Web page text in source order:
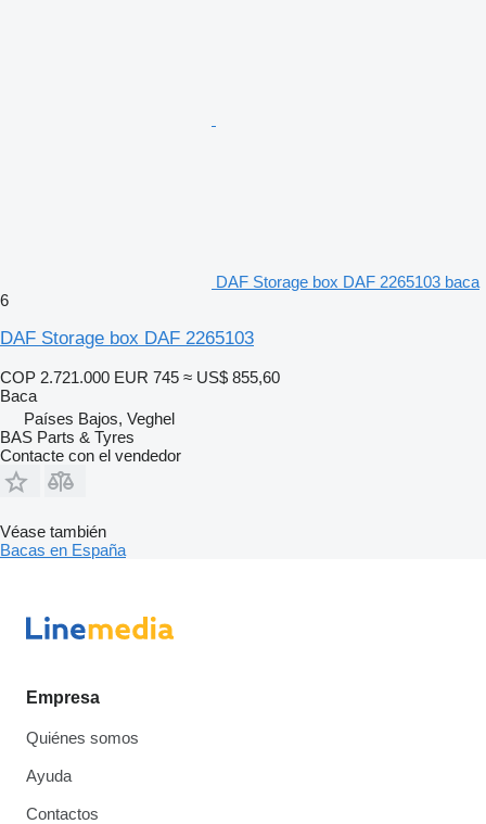
DAF Storage box DAF 2265103 baca
6
DAF Storage box DAF 2265103
COP 2.721.000 EUR 745 ≈ US$ 855,60
Baca
Países Bajos, Veghel
BAS Parts & Tyres
Contacte con el vendedor
Véase también
Bacas en España
Empresa
Quiénes somos
Ayuda
Contactos